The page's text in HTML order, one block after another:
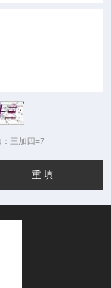
三加四=7